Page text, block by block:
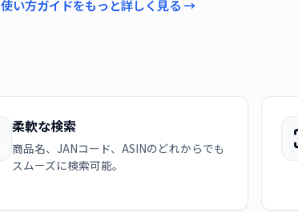
使い方ガイドをもっと詳しく見る →
柔軟な検索
商品名、JANコード、ASINのどれからでも
スムーズに検索可能。